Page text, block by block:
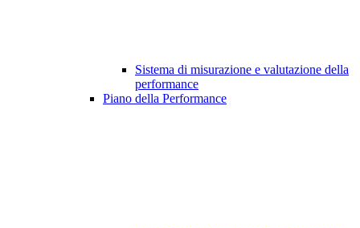
Sistema di misurazione e valutazione della
performance
Piano della Performance